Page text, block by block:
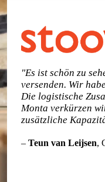
"Es ist schön zu
versenden. Wir
Die logistische
Monta verkürzen
zusätzliche
– Teun van Leijsen,